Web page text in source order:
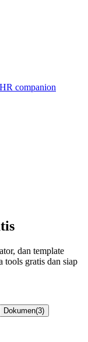
companion
dan template
tools gratis dan siap
Dokumen(3)